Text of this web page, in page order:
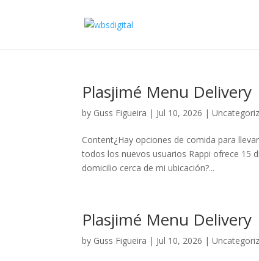
Plasjimé Menu
by Guss Figueira | Jul 10, 2026 |
Content¿Hay opciones de comida para
todos los nuevos usuarios Rappi ofrece 15
domicilio cerca de mi ubicación?...
Plasjimé Menu
by Guss Figueira | Jul 10, 2026 |